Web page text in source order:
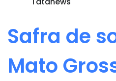
Safra de
Mato